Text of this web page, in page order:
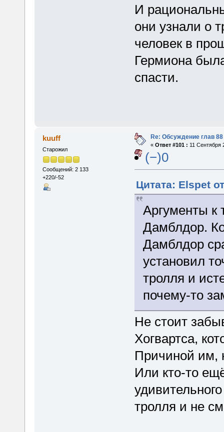
И
они узнали о
человек в
Гермиона
спасти.
kuuff
Старожил
Сообщений: 2 133
+220/-52
Re: Обсуждение глав 88
« Ответ #101 : 11 Сентября
(−)0
Цитата: Elspet
Аргументы к
Дамблдор.
Дамблдор
установил
тролля и
почему-то
Не стоит
Хогвартса,
Причиной им,
Или кто-то
тролля и не